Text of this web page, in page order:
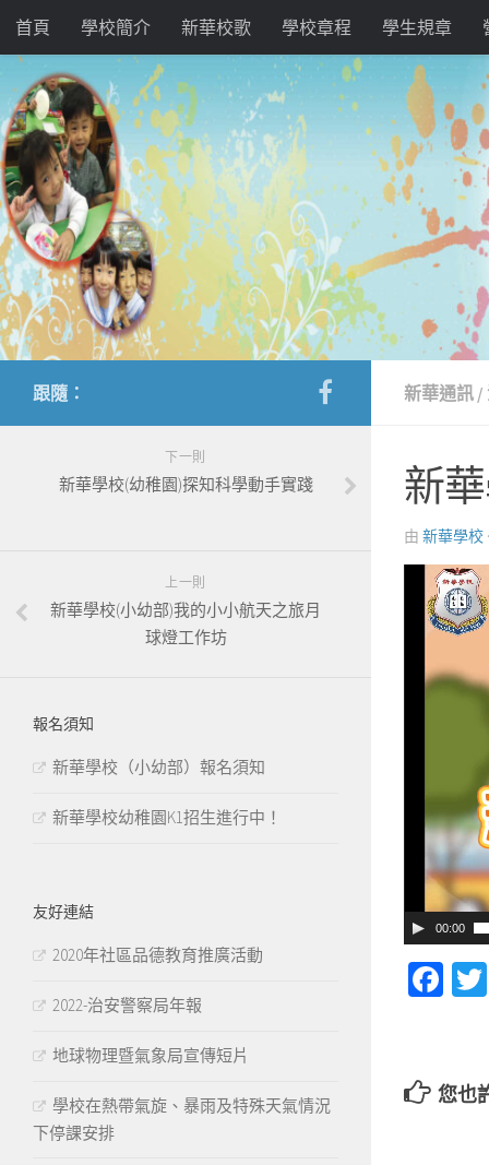
首頁 學校簡介 新華校歌 學校章程 學生規章
新華通訊 /
新
由 新華學校
00:00
您也
跟隨：
下一則
新華學校(幼稚園)探知科學動手實踐
上一則
新華學校(小幼部)我的小小航天之旅月
球燈工作坊
報名須知
新華學校（小幼部）報名須知
新華學校幼稚園K1招生進行中！
友好連結
2020年社區品德教育推廣活動
2022-治安警察局年報
地球物理暨氣象局宣傳短片
學校在熱帶氣旋、暴雨及特殊天氣情況
下停課安排